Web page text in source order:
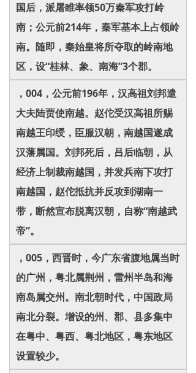
国后，派屠睢率领50万秦军攻打岭
南；公元前214年，秦军基本上占领岭
南。随即，秦始皇将所夺取的岭南地
区，设“桂林、象、南海”3个郡。
，004，公元前196年，汉高祖刘邦遣
大夫陆贾使南越。赵佗受汉高祖所赐
南越王印绶，臣服汉朝，南越国遂成
汉藩属国。刘邦死后，吕后临朝，从
经济上制裁南越国，并发兵南下攻打
南越国，赵佗抵抗并反攻到湖南一
带，断然宣布脱离汉朝，自称“南越武
帝”。
，005，西晋时，今广东省腹地属当时
的广州，粤北属荆州，雷州半岛和海
南岛属交州。南北朝时代，中国政局
南北分裂。增设的州、郡、县多集中
在粤中、粤西、粤北地区，粤东地区
设置较少。